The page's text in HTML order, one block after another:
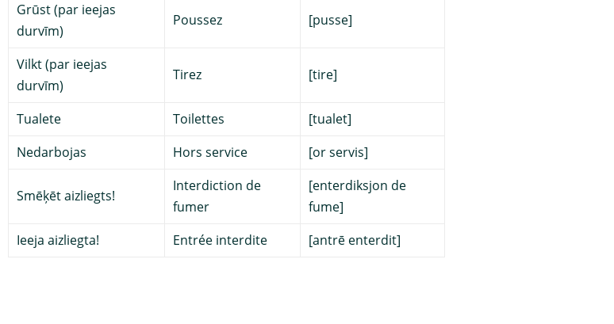
Grūst (par ieejas
durvīm)
Poussez [pusse]
Vilkt (par ieejas
durvīm)
Tirez [tire]
Tualete Toilettes
[tualet]
Nedarbojas
Hors service [or servis]
Smēķēt aizliegts!
Interdiction de
fumer
[enterdiksjon de
fume]
Ieeja aizliegta!
Entrée interdite [antrē enterdit]